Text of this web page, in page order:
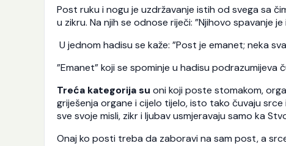
Post ruku i nogu je uzdržavanje istih od svega sa
u zikru. Na njih se odnose riječi: ”Njihovo spavanje
U jednom hadisu se kaže: ”Post je emanet; neka
”Emanet” koji se spominje u hadisu podrazumijeva
Treća kategorija su oni koji poste stomakom,
griješenja organe i cijelo tijelo, isto tako čuvaju srce
sve svoje misli, zikr i ljubav usmjeravaju samo ka
Onaj ko posti treba da zaboravi na sam post, a